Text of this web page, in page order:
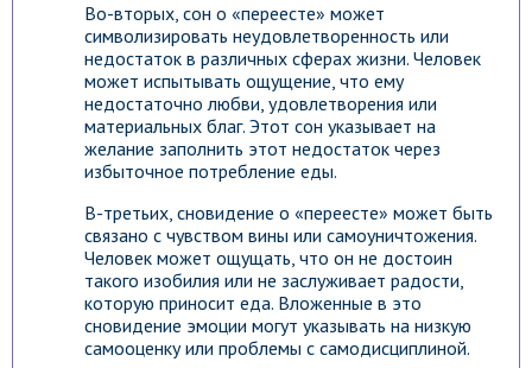
Во-вторых, сон о «переесте» может
символизировать неудовлетворенность или
недостаток в различных сферах жизни. Человек
может испытывать ощущение, что ему
недостаточно любви, удовлетворения или
материальных благ. Этот сон указывает на
желание заполнить этот недостаток через
избыточное потребление еды.
В-третьих, сновидение о «переесте» может быть
связано с чувством вины или самоуничтожения.
Человек может ощущать, что он не достоин
такого изобилия или не заслуживает радости,
которую приносит еда. Вложенные в это
сновидение эмоции могут указывать на низкую
самооценку или проблемы с самодисциплиной.